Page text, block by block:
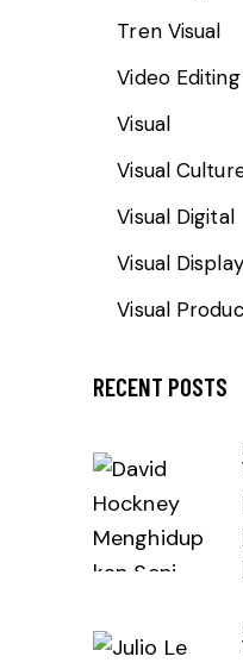
Tren Visual
Video Editing
Visual
Visual
Visual Digital
Visual Display
Visual
RECENT POSTS